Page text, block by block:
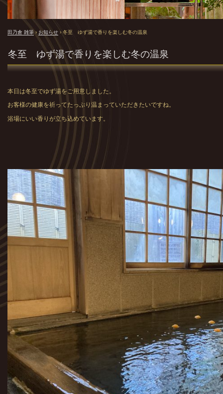
田乃倉 雑筆 › お知らせ › 冬至 ゆず湯で香りを楽しむ冬の温泉
冬至 ゆず湯で香りを楽しむ冬の温泉
本日は冬至でゆず湯をご用意しました。
お客様の健康を祈ってたっぷり温まっていただきたいですね。
浴場にいい香りが立ち込めています。